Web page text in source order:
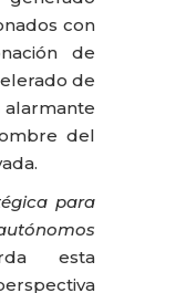
con
de
de
alarmante
del
para
esta